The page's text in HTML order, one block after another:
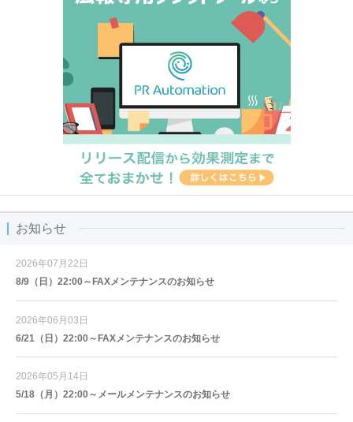
お知らせ
2026年07月22日
8/9（日）22:00～FAXメンテナンスのお知らせ
2026年06月03日
6/21（日）22:00～FAXメンテナンスのお知らせ
2026年05月14日
5/18（月）22:00～メールメンテナンスのお知らせ